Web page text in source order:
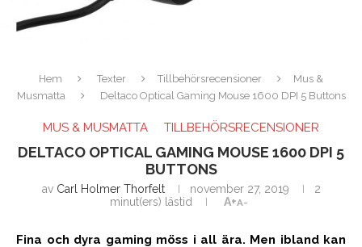
Hem Texter Tillbehörsrecensioner
Mus &
Musmatta
Deltaco Optical Gaming Mouse 1600 DPI 5 Buttons
MUS & MUSMATTA TILLBEHÖRSRECENSIONER
DELTACO OPTICAL GAMING MOUSE 1600 DPI 5
BUTTONS
av Carl Holmer Thorfelt november 27, 2019
2
minut(ers) lästid
A+A-
Fina och dyra gaming möss i all ära. Men ibland kan